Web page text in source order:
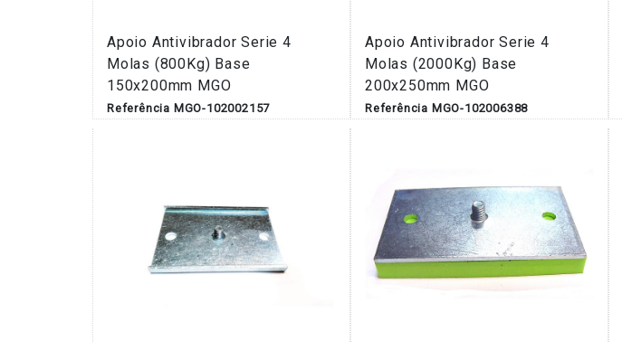
Apoio Antivibrador Serie 4
Molas (800Kg) Base
150x200mm MGO
Referência MGO-102002157
Apoio Antivibrador Serie 4
Molas (2000Kg) Base
200x250mm MGO
Referência MGO-102006388